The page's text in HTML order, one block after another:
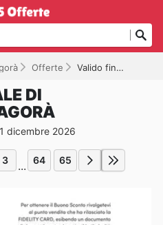
Offerte Valido fino a 31/12/2026
DI
dicembre 2026
3 ... 64 65